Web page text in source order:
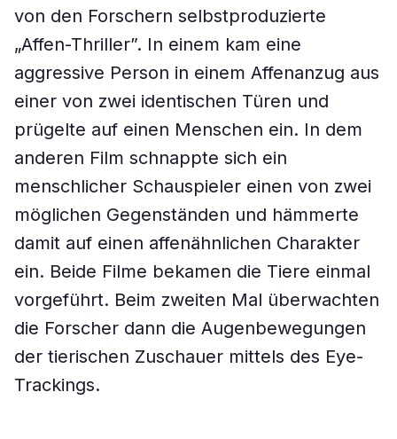
von den Forschern selbstproduzierte
„Affen-Thriller”. In einem kam eine
aggressive Person in einem Affenanzug aus
einer von zwei identischen Türen und
prügelte auf einen Menschen ein. In dem
anderen Film schnappte sich ein
menschlicher Schauspieler einen von zwei
möglichen Gegenständen und hämmerte
damit auf einen affenähnlichen Charakter
ein. Beide Filme bekamen die Tiere einmal
vorgeführt. Beim zweiten Mal überwachten
die Forscher dann die Augenbewegungen
der tierischen Zuschauer mittels des Eye-
Trackings.